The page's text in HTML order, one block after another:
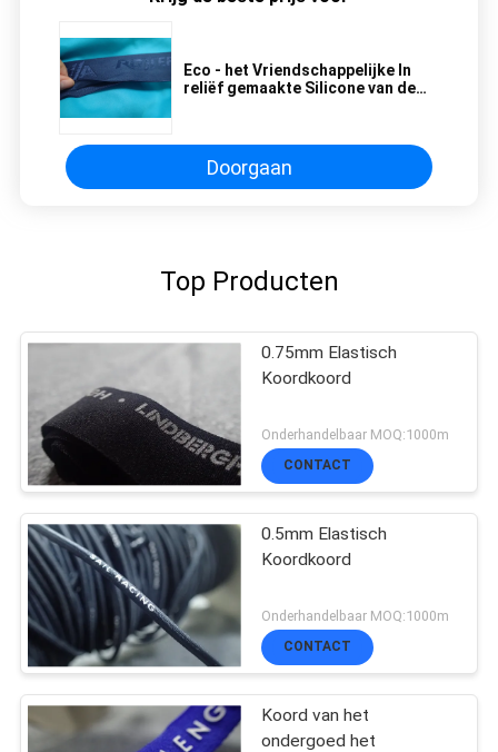
Eco - het Vriendschappelijke In
reliëf gemaakte Silicone van de
Doorgaan
Top Producten
0.75mm Elastisch
Koordkoord
Onderhandelbaar MOQ:1000m
CONTACT
0.5mm Elastisch
Koordkoord
Onderhandelbaar MOQ:1000m
CONTACT
Koord van het
ondergoed het